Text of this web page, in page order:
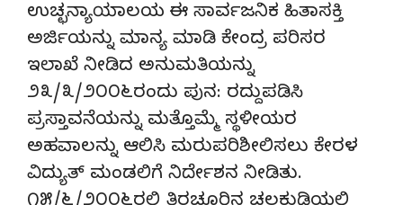
ಉಚ್ಛನ್ಯಾಯಾಲಯ ಈ ಸಾರ್ವಜನಿಕ ಹಿತಾಸಕ್ತಿ
ಅರ್ಜಿಯನ್ನು ಮಾನ್ಯ ಮಾಡಿ ಕೇಂದ್ರ ಪರಿಸರ
ಇಲಾಖೆ ನೀಡಿದ ಅನುಮತಿಯನ್ನು
೨೩/೩/೨೦೦೬ರಂದು ಪುನ: ರದ್ದುಪಡಿಸಿ
ಪ್ರಸ್ತಾವನೆಯನ್ನು ಮತ್ತೊಮ್ಮೆ ಸ್ಥಳೀಯರ
ಅಹವಾಲನ್ನು ಆಲಿಸಿ ಮರುಪರಿಶೀಲಿಸಲು ಕೇರಳ
ವಿದ್ಯುತ್ ಮಂಡಲಿಗೆ ನಿರ್ದೇಶನ ನೀಡಿತು.